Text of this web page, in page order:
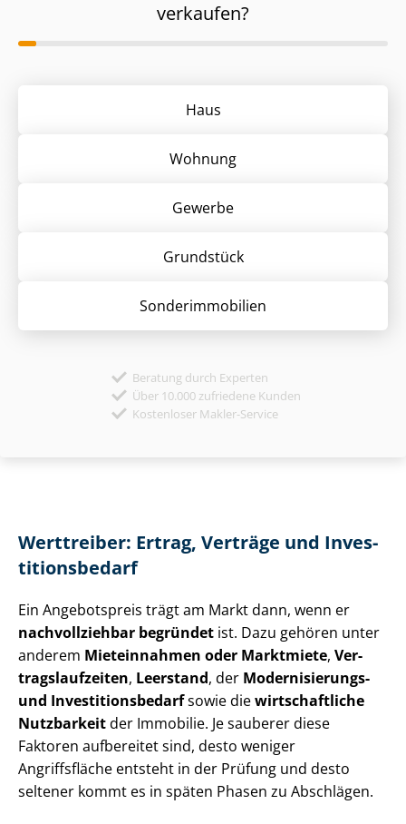
verkaufen?
Haus
Wohnung
Gewerbe
Grund­stück
Sonder­immobilien
Beratung durch Experten
Über 10.000 zufriedene Kunden
Kostenloser Makler-Service
Werttreiber: Ertrag, Verträge und In­ves­
ti­ti­ons­be­darf
Ein Angebotspreis trägt am Markt dann, wenn er
nachvollziehbar begründet ist. Dazu gehören unter
anderem Mieteinnahmen oder Marktmiete, Ver­
trags­lauf­zei­ten, Leerstand, der Modernisierungs-
und In­ves­ti­ti­ons­be­darfsowie diewirtschaftliche
Nutzbarkeitder Immobilie. Je sauberer diese
Faktoren aufbereitet sind, desto weniger
Angriffsfläche entsteht in der Prüfung und desto
seltener kommt es in späten Phasen zu Abschlägen.